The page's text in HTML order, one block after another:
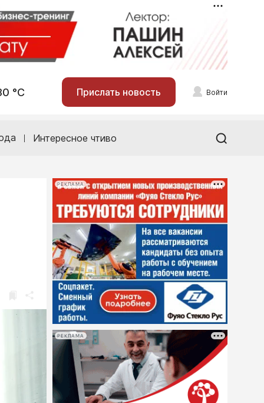
°С Прислать новость Войти
Интересное чтиво
РЕКЛАМА
РЕКЛАМА